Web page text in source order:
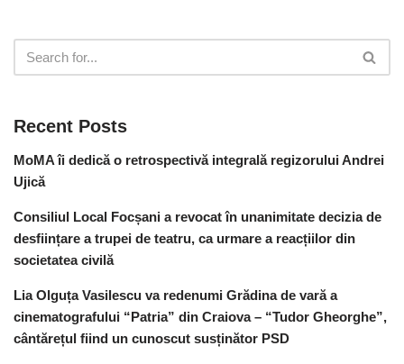
Recent Posts
MoMA îi dedică o retrospectivă integrală regizorului Andrei
Ujică
Consiliul Local Focșani a revocat în unanimitate decizia de
desființare a trupei de teatru, ca urmare a reacțiilor din
societatea civilă
Lia Olguța Vasilescu va redenumi Grădina de vară a
cinematografului “Patria” din Craiova – “Tudor Gheorghe”,
cântărețul fiind un cunoscut susținător PSD